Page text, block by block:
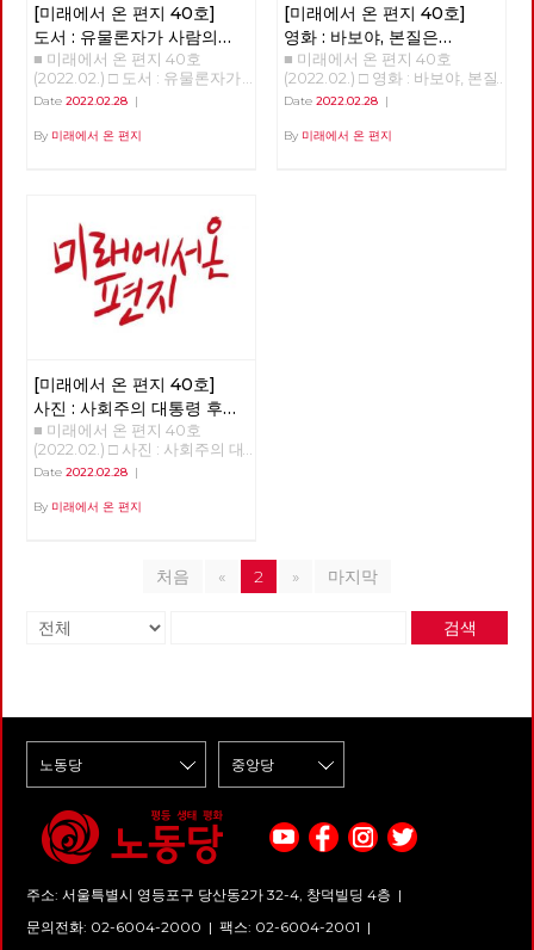
[미래에서 온 편지 40호]
도서 : 유물론자가 사람의
마음을 이해해야 하는 이유
■ 미래에서 온 편지 40호
(2022.02.) □ 도서 : 유물론자가
사람의 마음을 이해해야 하는 이
<<<<<<
Date 2022.02.28 |
By 미래에서 온 편지
[미래에서 온 편지 40호]
영화 : 바보야, 본질은
'사랑'이야! - 매트릭스 :
리저렉션
■ 미래에서 온 편지 40호
(2022.02.) □ 영화 : 바보야, 본질
은 '사랑'이야! - 매트릭스 : 리저
<<<<<<
Date 2022.02.28|
By 미래에서 온 편지
[미래에서 온 편지 40호]
사진 : 사회주의 대통령 후보
경선의 기록
■ 미래에서 온 편지 40호
(2022.02.) □ 사진 : 사회주의 대
통령 후보 경선의 기록 >>>>>>
Date 2022.02.28 |
By 미래에서 온 편지
처음 « 2 » 마지막
검색
주소: 서울특별시 영등포구 당산동2가 32-4, 창덕빌딩 4층 |
문의전화: 02-6004-2000 | 팩스: 02-6004-2001 |